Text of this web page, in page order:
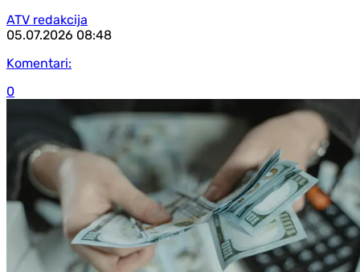
ATV redakcija
05.07.2026 08:48
Komentari:
0